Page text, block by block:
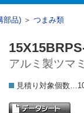
部品) ＞ つまみ類
アルミ製ツマ
見積り対象個数